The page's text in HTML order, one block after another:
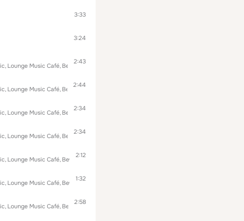
3:33
3:24
Lounge Music Café Вечерняя Музыка
2:43
Lounge Music Café Вечерняя Музыка
2:44
Lounge Music Café Вечерняя Музыка
2:34
Lounge Music Café Вечерняя Музыка
2:34
Lounge Music Café Вечерняя Музыка
2:12
Lounge Music Café Вечерняя Музыка
1:32
Lounge Music Café Вечерняя Музыка
2:58